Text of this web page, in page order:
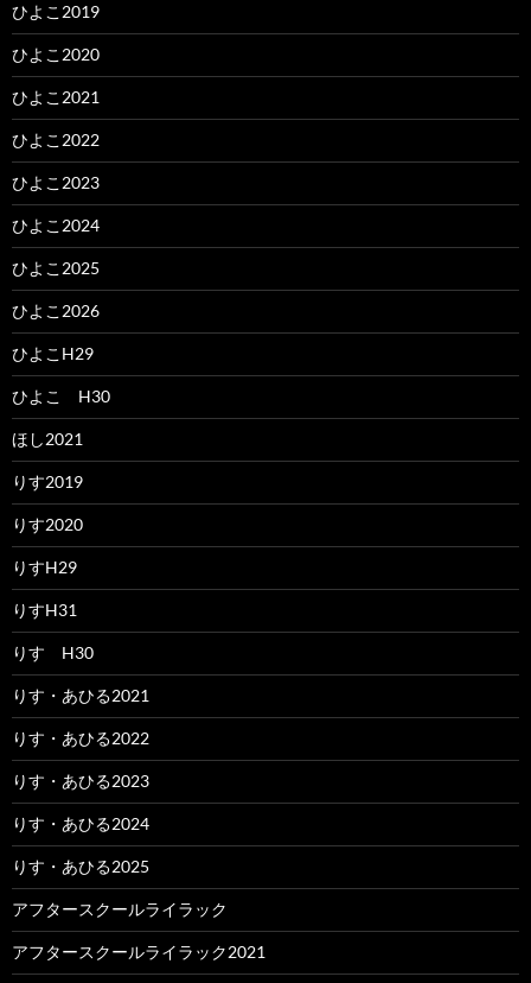
ひよこ2019
ひよこ2020
ひよこ2021
ひよこ2022
ひよこ2023
ひよこ2024
ひよこ2025
ひよこ2026
ひよこH29
ひよこ H30
ほし2021
りす2019
りす2020
りすH29
りすH31
りす H30
りす・あひる2021
りす・あひる2022
りす・あひる2023
りす・あひる2024
りす・あひる2025
アフタースクールライラック
アフタースクールライラック2021